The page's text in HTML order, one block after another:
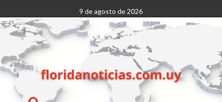
al
contenido
9 de agosto de 2026